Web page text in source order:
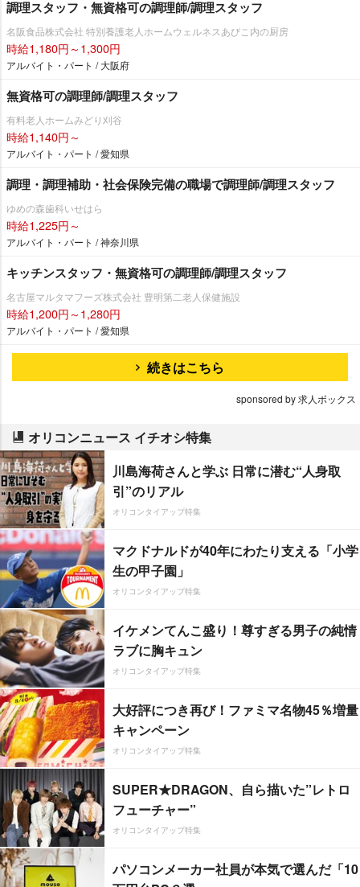
調理スタッフ・無資格可の調理師/調理スタッフ
名阪食品株式会社 特別養護老人ホームウェルネスあびこ内の厨房
時給1,180円～1,300円
アルバイト・パート / 大阪府
無資格可の調理師/調理スタッフ
有料老人ホームみどり刈谷
時給1,140円～
アルバイト・パート / 愛知県
調理・調理補助・社会保険完備の職場で調理師/調理スタッフ
ゆめの森歯科いせはら
時給1,225円～
アルバイト・パート / 神奈川県
キッチンスタッフ・無資格可の調理師/調理スタッフ
名古屋マルタマフーズ株式会社 豊明第二老人保健施設
時給1,200円～1,280円
アルバイト・パート / 愛知県
続きはこちら
sponsored by 求人ボックス
オリコンニュース イチオシ特集
川島海荷さんと学ぶ 日常に潜む“人身取
引”のリアル
オリコンタイアップ特集
マクドナルドが40年にわたり支える「小学
生の甲子園」
オリコンタイアップ特集
イケメンてんこ盛り！尊すぎる男子の純情
ラブに胸キュン
オリコンタイアップ特集
大好評につき再び！ファミマ名物45％増量
キャンペーン
オリコンタイアップ特集
SUPER★DRAGON、自ら描いた”レトロ
フューチャー”
オリコンタイアップ特集
パソコンメーカー社員が本気で選んだ「10